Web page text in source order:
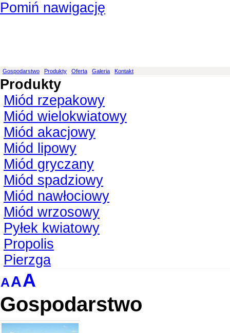
Pomiń nawigację
Gospodarstwo Produkty Oferta Galeria Kontakt
Produkty
Miód rzepakowy
Miód wielokwiatowy
Miód akacjowy
Miód lipowy
Miód gryczany
Miód spadziowy
Miód nawłociowy
Miód wrzosowy
Pyłek kwiatowy
Propolis
Pierzga
AAA
Gospodarstwo